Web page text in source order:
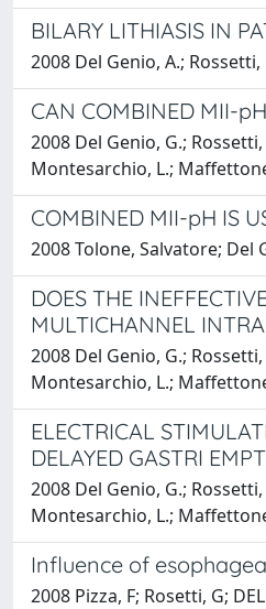
BILARY LITHIASIS IN
2008 Del Genio, A.;
CAN COMBINED MII-
2008 Del Genio, G.;
Montesarchio, L.;
COMBINED MII-pH IS
2008 Tolone, Salvatore; Del
DOES THE
MULTICHANNEL
2008 Del Genio, G.;
Montesarchio, L.;
ELECTRICAL
DELAYED GASTRI
2008 Del Genio, G.;
Montesarchio, L.;
Influence of
2008 Pizza, F; Rosetti, G;